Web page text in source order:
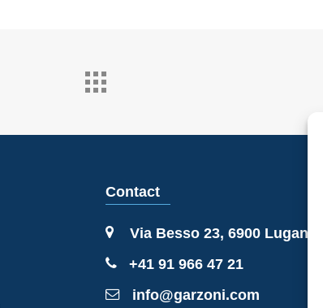
Contact
Via Besso 23, 6900 Lugano
+41 91 966 47 21
info@garzoni.com